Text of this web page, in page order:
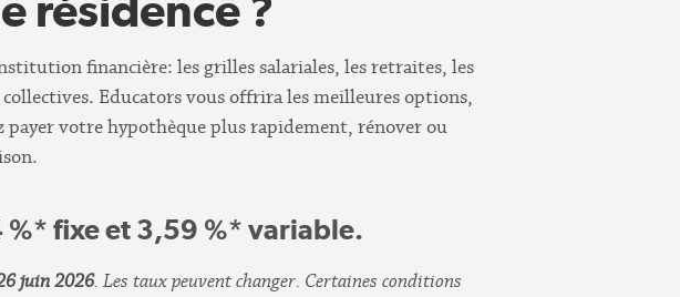
financière: les grilles salariales, les retraites, les
Educators vous offrira les meilleures options,
payer votre hypothèque plus rapidement, rénover ou
%* fixe et 3,59 %* variable.
juin 2026. Les taux peuvent changer. Certaines conditions